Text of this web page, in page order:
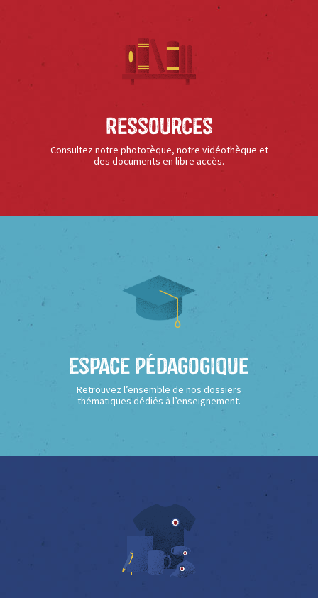
Ressources
Consultez notre phototèque, notre vidéothèque et
des documents en libre accès.
Espace Pédagogique
Retrouvez l’ensemble de nos dossiers
thématiques dédiés à l’enseignement.